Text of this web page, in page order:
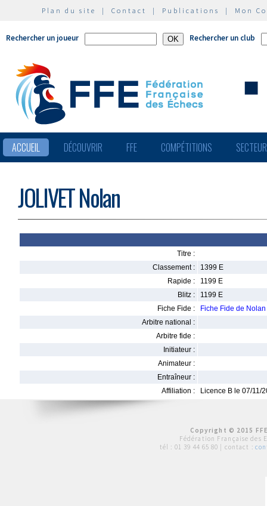
Plan du site | Contact | Publications | Mon
Rechercher un joueur Rechercher un club
ACCUEIL DÉCOUVRIR FFE COMPÉTITIONS
JOLIVET Nolan
Titre :
Classement :
1399 E
Rapide :
1199 E
Blitz :
1199 E
Fiche Fide :
Fiche Fide de
Arbitre national :
Arbitre fide :
Initiateur :
Animateur :
Entraîneur :
Affiliation :
Licence B le 07/11/
Copyright © 2015
Fédération Française des
tél : 01 39 44 65 80 | contact :